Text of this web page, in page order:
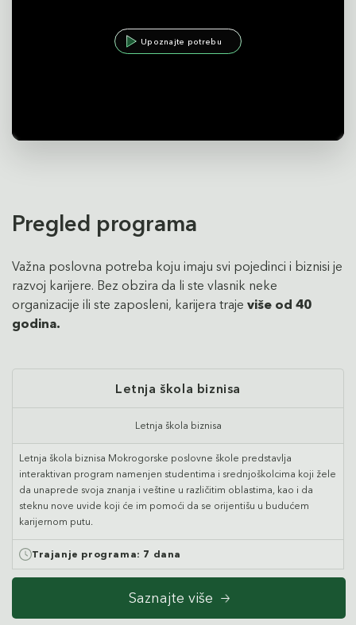
Upoznajte potrebu
Pregled programa
Važna poslovna potreba koju imaju svi pojedinci i biznisi je
razvoj karijere. Bez obzira da li ste vlasnik neke
organizacije ili ste zaposleni, karijera traje više od 40
godina.
Letnja škola biznisa
Letnja škola biznisa
Letnja škola biznisa Mokrogorske poslovne škole predstavlja
interaktivan program namenjen studentima i srednjoškolcima koji žele
da unaprede svoja znanja i veštine u različitim oblastima, kao i da
steknu nove uvide koji će im pomoći da se orijentišu u budućem
karijernom putu.
Trajanje programa: 7 dana
Saznajte više